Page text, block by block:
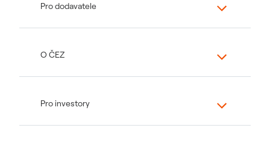
Pro dodavatele
O ČEZ
Pro investory